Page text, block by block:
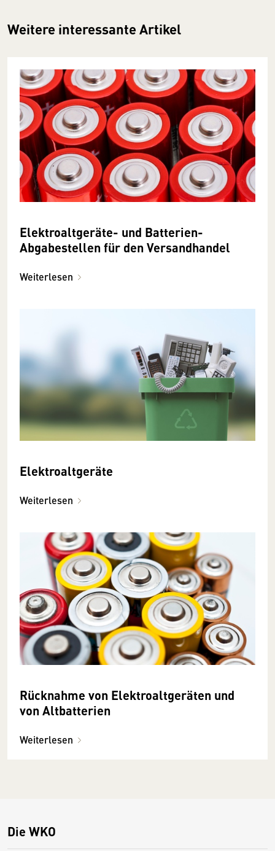
Weitere interessante Artikel
Elektroaltgeräte- und Batterien-
Abgabestellen für den Versandhandel
Weiterlesen
Elektroaltgeräte
Weiterlesen
Rücknahme von Elektroaltgeräten und
von Altbatterien
Weiterlesen
Die WKO